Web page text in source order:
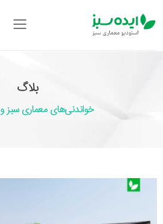
بلاگ
خواندنی‌های معماری سبز